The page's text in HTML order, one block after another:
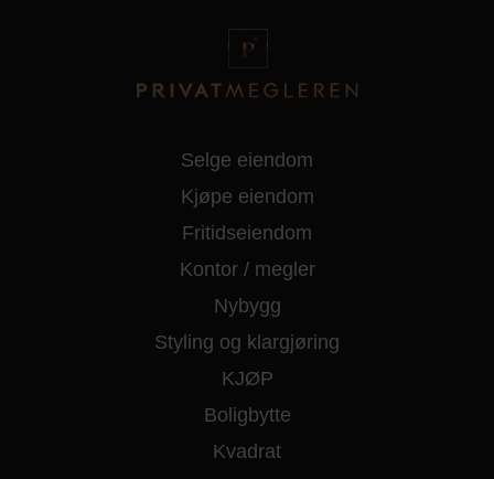
Selge eiendom
Kjøpe eiendom
Fritidseiendom
Kontor / megler
Nybygg
Styling og klargjøring
KJØP
Boligbytte
Kvadrat